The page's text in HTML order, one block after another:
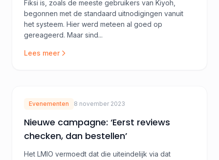
Fiksi is, zoals de meeste gebruikers van Kiyoh,
begonnen met de standaard uitnodigingen vanuit
het systeem. Hier werd meteen al goed op
gereageerd. Maar sind...
Lees meer
Evenementen 8 november 2023
Nieuwe campagne: ‘Eerst reviews
checken, dan bestellen’
Het LMIO vermoedt dat die uiteindelijk via dat